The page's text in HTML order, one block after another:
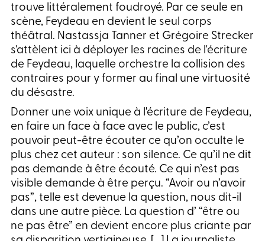
trouve littéralement foudroyé. Par ce seule en
scène, Feydeau en devient le seul corps
théâtral. Nastassja Tanner et Grégoire Strecker
s'attèlent ici à déployer les racines de l'écriture
de Feydeau, laquelle orchestre la collision des
contraires pour y former au final une virtuosité
du désastre.
Donner une voix unique à l'écriture de Feydeau,
en faire un face à face avec le public, c’est
pouvoir peut-être écouter ce qu’on occulte le
plus chez cet auteur : son silence. Ce qu’il ne dit
pas demande à être écouté. Ce qui n’est pas
visible demande à être perçu. “Avoir ou n’avoir
pas”, telle est devenue la question, nous dit-il
dans une autre pièce. La question d’ “être ou
ne pas être” en devient encore plus criante par